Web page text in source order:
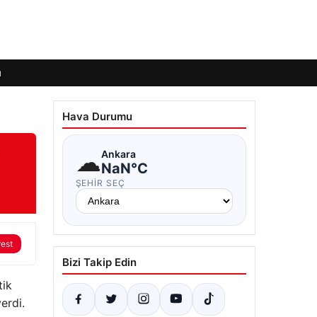
Hava Durumu
☁Ankara
NaN°C
ŞEHIR SEÇ
Bizi Takip Edin